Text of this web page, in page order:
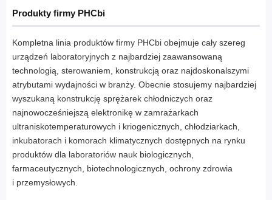
Produkty firmy PHCbi
Kompletna linia produktów firmy PHCbi obejmuje cały szereg
urządzeń laboratoryjnych z najbardziej zaawansowaną
technologią, sterowaniem, konstrukcją oraz najdoskonalszymi
atrybutami wydajności w branży. Obecnie stosujemy najbardziej
wyszukaną konstrukcję sprężarek chłodniczych oraz
najnowocześniejszą elektronikę w zamrażarkach
ultraniskotemperaturowych i kriogenicznych, chłodziarkach,
inkubatorach i komorach klimatycznych dostępnych na rynku
produktów dla laboratoriów nauk biologicznych,
farmaceutycznych, biotechnologicznych, ochrony zdrowia
i przemysłowych.